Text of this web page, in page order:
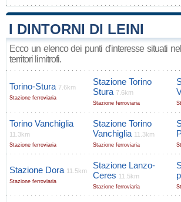
I DINTORNI DI LEINI
Ecco un elenco dei punti d'interesse situati
territori limitrofi.
Torino-Stura 7.6km
Stazione ferroviaria
Stazione Torino
Stura 7.6km
Stazione ferroviaria
Torino Vanchiglia
11.3km
Stazione ferroviaria
Stazione Torino
Vanchiglia 11.3km
Stazione ferroviaria
Stazione Dora 11.5km
Stazione ferroviaria
Stazione Lanzo-
Ceres 11.5km
Stazione ferroviaria